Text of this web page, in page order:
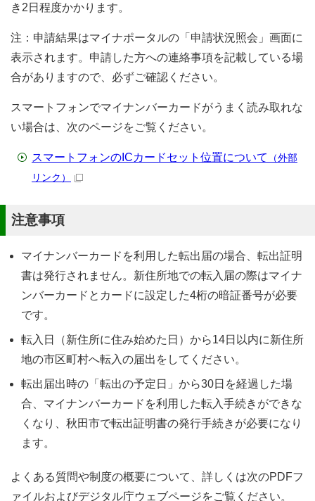
き2日程度かかります。
注：申請結果はマイナポータルの「申請状況照会」画面に
表示されます。申請した方への連絡事項を記載している場
合がありますので、必ずご確認ください。
スマートフォンでマイナンバーカードがうまく読み取れな
い場合は、次のページをご覧ください。
スマートフォンのICカードセット位置について
（外部
リンク）
注意事項
マイナンバーカードを利用した転出届の場合、転出証明
書は発行されません。新住所地での転入届の際はマイナ
ンバーカードとカードに設定した4桁の暗証番号が必要
です。
転入日（新住所に住み始めた日）から14日以内に新住所
地の市区町村へ転入の届出をしてください。
転出届出時の「転出の予定日」から30日を経過した場
合、マイナンバーカードを利用した転入手続きができな
くなり、秋田市で転出証明書の発行手続きが必要になり
ます。
よくある質問や制度の概要について、詳しくは次のPDFフ
ァイルおよびデジタル庁ウェブページをご覧ください。